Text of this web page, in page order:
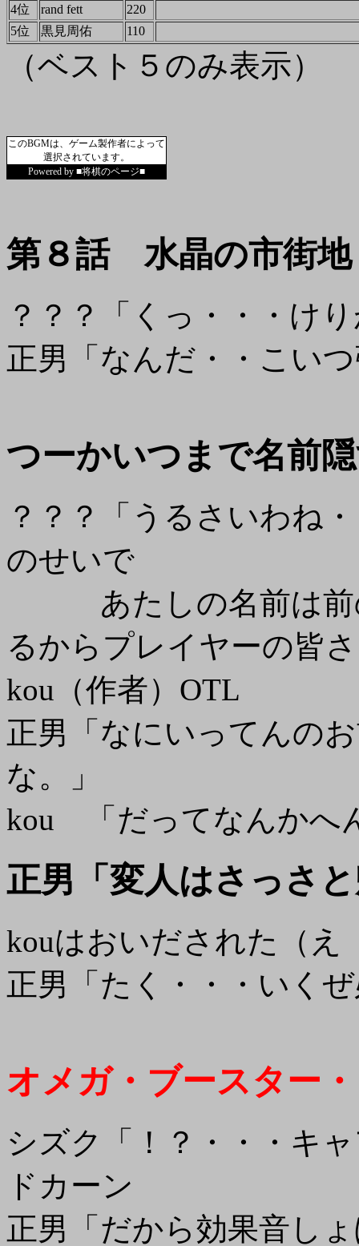
4位
rand fett
220
5位
黒見周佑 110
（ベスト５のみ表示）
このBGMは、ゲーム製作者によって
選択されています。
Powered by ■将棋のページ■
第８話 水晶の市街地
？？？「くっ・・・け
正男「なんだ・・こい
つーかいつまで名前
？？？「うるさいわね
のせいで
あたしの名前は前の
るからプレイヤーの皆
kou（作者）OTL
正男「なにいってんの
な。」
kou 「だってなんかへ
正男「変人はさっさ
kouはおいだされた（え
正男「たく・・・いく
オメガ・ブースター
シズク「！？・・・キ
ドカーン
正男「だから効果音し